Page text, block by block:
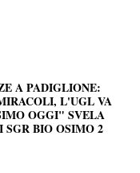
A PADIGLIONE:
L'UGL VA
OGGI" SVELA
SGR BIO OSIMO 2